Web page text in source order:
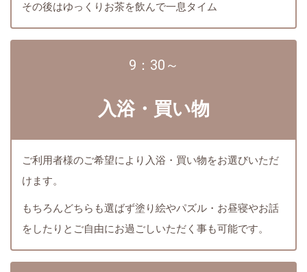
その後はゆっくりお茶を飲んで一息タイム
9：30～
入浴・買い物
ご利用者様のご希望により入浴・買い物をお選びいただ
けます。
もちろんどちらも選ばず塗り絵やパズル・お昼寝やお話
をしたりとご自由にお過ごしいただく事も可能です。